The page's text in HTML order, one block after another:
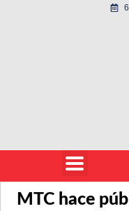
MTC hace